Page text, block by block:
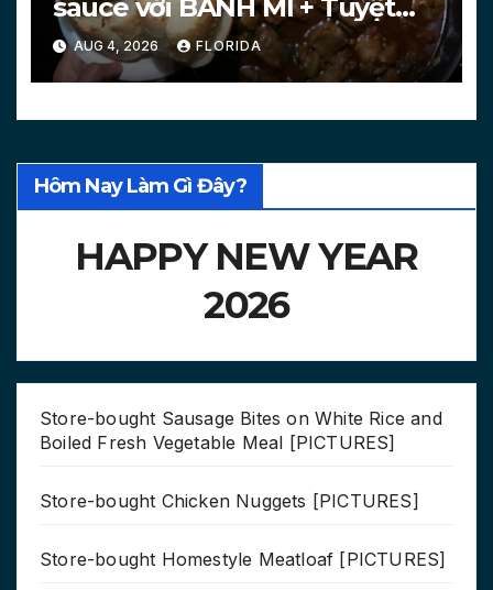
sauce với BÁNH MÌ + Tuyệt
chiêu làm bánh mì nóng
[PICTURES, VIDEO]
AUG 4, 2026 FLORIDA
Hôm Nay Làm Gì Đây?
HAPPY NEW YEAR
2026
Store-bought Sausage Bites on White Rice and
Boiled Fresh Vegetable Meal [PICTURES]
Store-bought Chicken Nuggets [PICTURES]
Store-bought Homestyle Meatloaf [PICTURES]